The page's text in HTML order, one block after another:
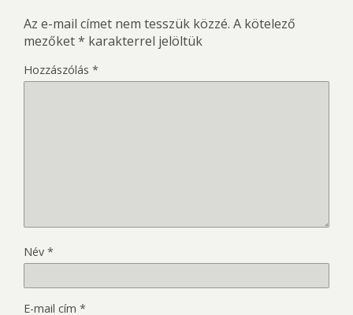
Az e-mail címet nem tesszük közzé. A kötelező
mezőket* karakterrel jelöltük
Hozzászólás *
Név *
E-mail cím *